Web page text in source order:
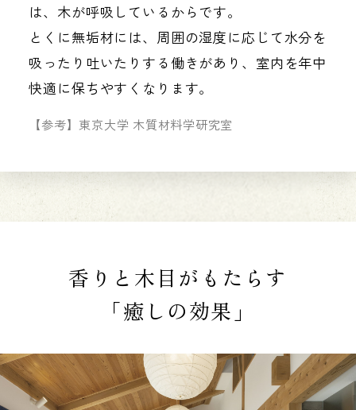
は、木が呼吸しているからです。
とくに無垢材には、周囲の湿度に応じて水分を
吸ったり吐いたりする働きがあり、室内を年中
快適に保ちやすくなります。
【参考】東京大学 木質材料学研究室
香りと木目がもたらす
「癒しの効果」